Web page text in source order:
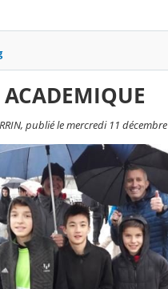
ACADEMIQUE
publié le mercredi 11